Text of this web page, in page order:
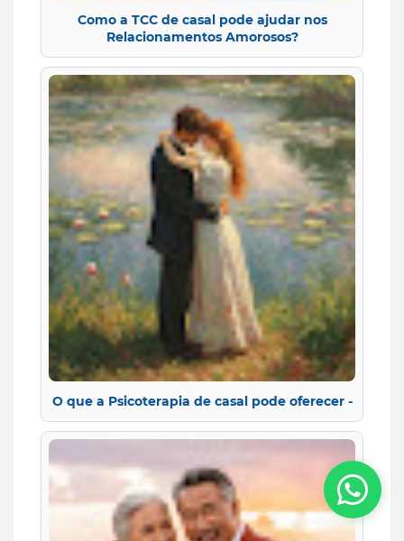
Como a TCC de casal pode ajudar nos
Relacionamentos Amorosos?
O que a Psicoterapia de casal pode oferecer -